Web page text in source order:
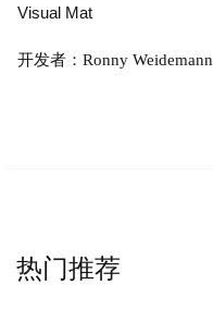
Visual Mat
开发者：Ronny Weidemann
热门推荐